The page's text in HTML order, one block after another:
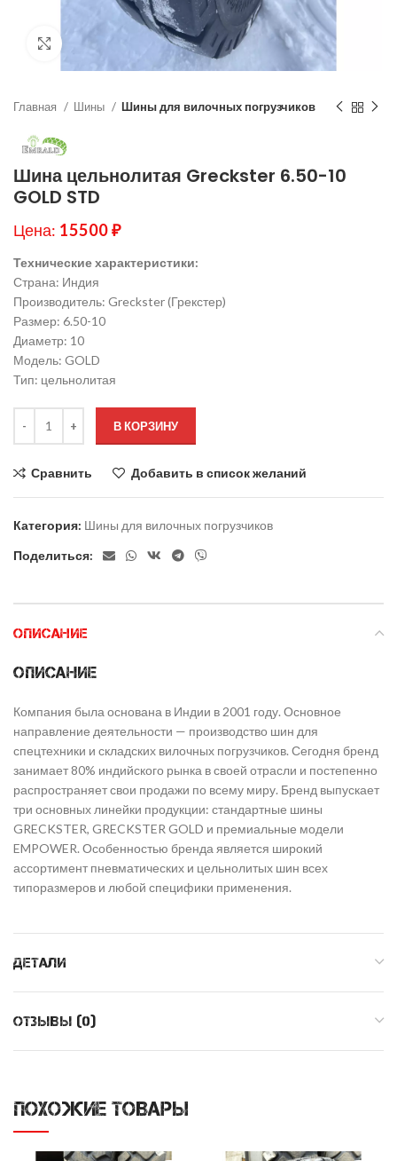
Нажмите, чтобы увеличить
Главная Шины Шины для вилочных погрузчиков
Шина цельнолитая Greckster 6.50-10
GOLD STD
Цена: 15500₽
Технические характеристики:
Страна: Индия
Производитель: Greckster (Грекстер)
Размер: 6.50-10
Диаметр: 10
Модель: GOLD
Тип: цельнолитая
В КОРЗИНУ
Сравнить Добавить в список желаний
Категория: Шины для вилочных погрузчиков
Поделиться:
ОПИСАНИЕ
Описание
Компания была основана в Индии в 2001 году. Основное
направление деятельности — производство шин для
спецтехники и складских вилочных погрузчиков. Сегодня бренд
занимает 80% индийского рынка в своей отрасли и постепенно
распространяет свои продажи по всему миру. Бренд выпускает
три основных линейки продукции: стандартные шины
GRECKSTER, GRECKSTER GOLD и премиальные модели
EMPOWER. Особенностью бренда является широкий
ассортимент пневматических и цельнолитых шин всех
типоразмеров и любой специфики применения.
ДЕТАЛИ
ОТЗЫВЫ (0)
ПОХОЖИЕ ТОВАРЫ